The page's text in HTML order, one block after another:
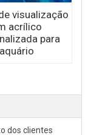
visualização
acrílico
para
aquário
dos clientes